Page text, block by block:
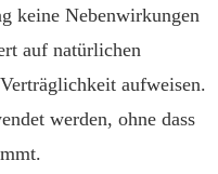
keine Nebenwirkungen
auf natürlichen
aufweisen.
werden, ohne dass